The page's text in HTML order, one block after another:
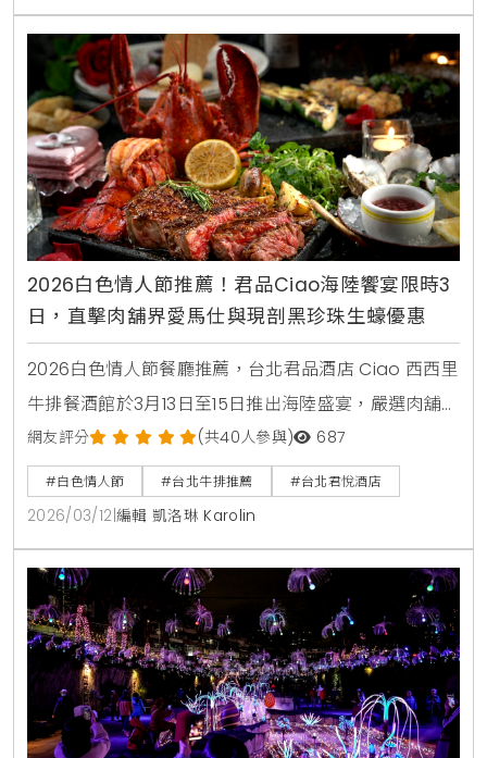
2026白色情人節推薦！君品Ciao海陸饗宴限時3
日，直擊肉舖界愛馬仕與現剖黑珍珠生蠔優惠
2026白色情人節餐廳推薦，台北君品酒店 Ciao 西西里
牛排餐酒館於3月13日至15日推出海陸盛宴，嚴選肉舖界
愛馬仕 Flannery 頂級肋眼、法國黑珍珠生蠔與活龍
蝦，搭配西西里直火料理美學，打造一場具備古堡浪漫
情調的質感饗宴。
網友評分 (共40人參與) 687
#白色情人節 #台北牛排推薦 #台北君悅酒店
2026/03/12 編輯 凱洛琳 Karolin